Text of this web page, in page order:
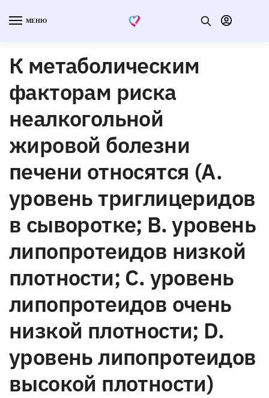
МЕНЮ
К метаболическим
факторам риска
неалкогольной
жировой болезни
печени относятся (A.
уровень триглицеридов
в сыворотке; B. уровень
липопротеидов низкой
плотности; C. уровень
липопротеидов очень
низкой плотности; D.
уровень липопротеидов
высокой плотности)